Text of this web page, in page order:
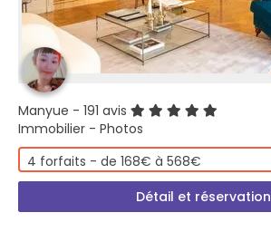
Manyue - 191 avis
Immobilier - Photos
4 forfaits - de 168€ à 568€
Détail et réservation